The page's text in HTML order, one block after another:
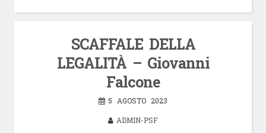
SCAFFALE DELLA
LEGALITÀ – Giovanni
Falcone
5 AGOSTO 2023
ADMIN-PSF